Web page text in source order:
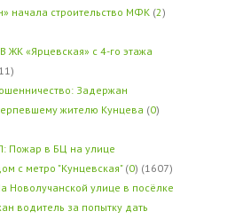
начала строительство МФК (2)
В ЖК «Ярцевская» с 4-го этажа
Задержан
жителю Кунцева (0)
Пожар в БЦ на улице
с метро "Кунцевская" (0) (1607)
Новолучанской улице в посёлке
водитель за попытку дать